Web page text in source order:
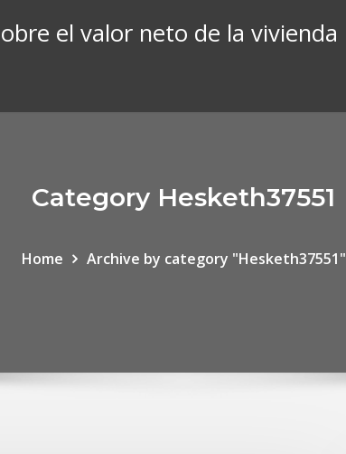
el valor neto de la vivienda
Category Hesketh37551
Home Archive by category "Hesketh37551"